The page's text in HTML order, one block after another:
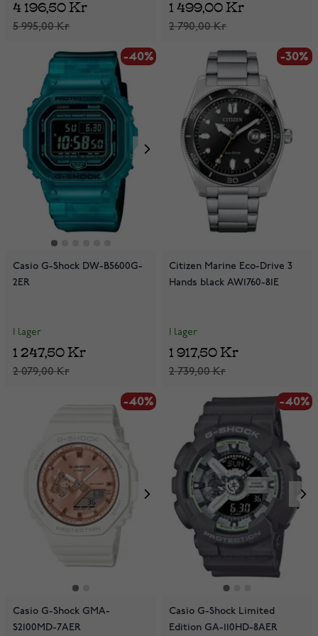
5 995,00 Kr
4 196,50 Kr
2 790,00 Kr
1 499,00 Kr
-40%
Casio G-Shock DW-B5600G-
2ER
I lager
2 079,00 Kr
1 247,50 Kr
-30%
-30%
Citizen Marine Eco-Drive 3
Hands black AW1760-81E
I lager
2 739,00 Kr
1 917,50 Kr
-40%
Casio G-Shock GMA-
S2100MD-7AER
-40%
Casio G-Shock Limited
Edition GA-110HD-8AER